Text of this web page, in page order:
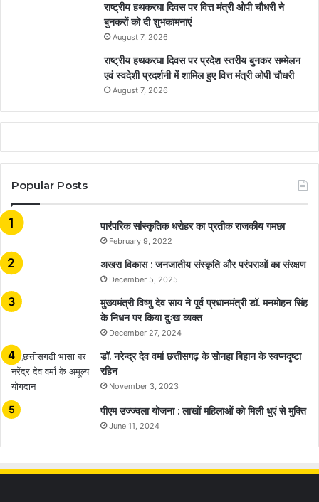
राष्ट्रीय हथकरघा दिवस पर वित्त मंत्री ओपी चौधरी ने
बुनकरों को दी शुभकामनाएं
August 7, 2026
राष्ट्रीय हथकरघा दिवस पर प्रदेश स्तरीय बुनकर सम्मेलन
एवं स्वदेशी प्रदर्शनी में शामिल हुए वित्त मंत्री ओपी चौधरी
August 7, 2026
Popular Posts
​​​​​​​पारंपरिक सांस्कृतिक धरोहर का प्रतीक राजकीय गमछा
February 9, 2022
अखरा विकास : जनजातीय संस्कृति और परंपराओं का संरक्षण
December 5, 2025
मुख्यमंत्री विष्णु देव साय ने पूर्व प्रधानमंत्री डॉ. मनमोहन सिंह
के निधन पर किया दुःख व्यक्त
December 27, 2024
डॉ. नरेन्द्र देव वर्मा छत्तीसगढ़ के सोनहा बिहान के स्वप्नदृष्टा
रहिन
November 3, 2023
पीएम उज्ज्वला योजना : लाखों महिलाओं को मिली धुएं से मुक्ति
June 11, 2024